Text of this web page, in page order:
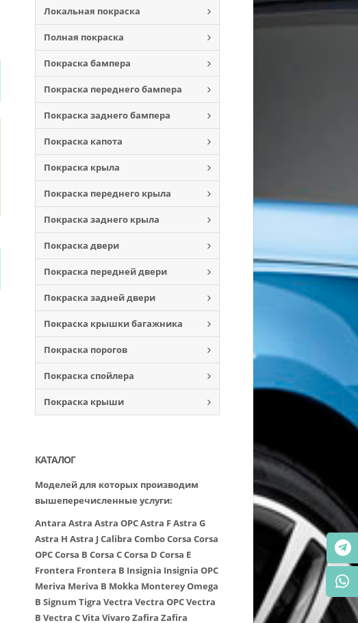
Локальная покраска
Полная покраска
Покраска бампера
Покраска переднего бампера
Покраска заднего бампера
Покраска капота
Покраска крыла
Покраска переднего крыла
Покраска заднего крыла
Покраска двери
Покраска передней двери
Покраска задней двери
Покраска крышки багажника
Покраска порогов
Покраска спойлера
Покраска крыши
КАТАЛОГ
Моделей для которых производим
вышеперечисленные услуги:
Antara Astra Astra OPCAstra FAstra G
Astra H Astra J Calibra ComboCorsa Corsa
OPCCorsa B Corsa CCorsa D Corsa E
Frontera Frontera B Insignia Insignia OPC
Meriva Meriva B Mokka MontereyOmega
B Signum Tigra Vectra Vectra OPCVectra
B Vectra CVita VivaroZafira Zafira